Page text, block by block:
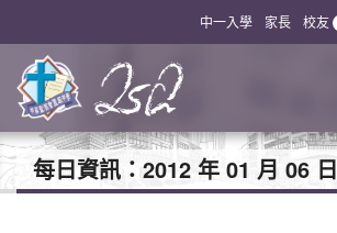
中一入學 家長 校友
每日資訊： 2012 年 01 月 06 日